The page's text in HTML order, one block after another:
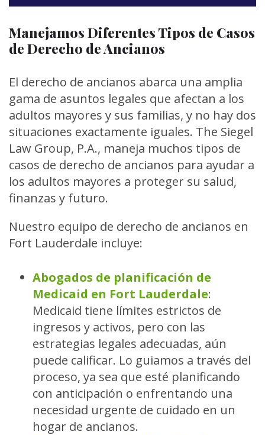
Manejamos Diferentes Tipos de Casos
de Derecho de Ancianos
El derecho de ancianos abarca una amplia
gama de asuntos legales que afectan a los
adultos mayores y sus familias, y no hay dos
situaciones exactamente iguales. The Siegel
Law Group, P.A., maneja muchos tipos de
casos de derecho de ancianos para ayudar a
los adultos mayores a proteger su salud,
finanzas y futuro.
Nuestro equipo de derecho de ancianos en
Fort Lauderdale incluye:
Abogados de planificación de
Medicaid en Fort Lauderdale:
Medicaid tiene límites estrictos de
ingresos y activos, pero con las
estrategias legales adecuadas, aún
puede calificar. Lo guiamos a través del
proceso, ya sea que esté planificando
con anticipación o enfrentando una
necesidad urgente de cuidado en un
hogar de ancianos.